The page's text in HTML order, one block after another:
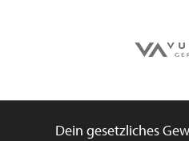
Dein gesetzliches